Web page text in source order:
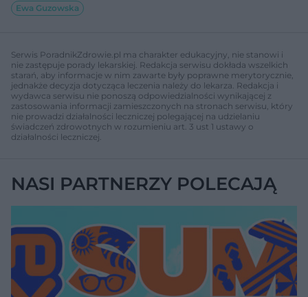
Ewa Guzowska
Serwis PoradnikZdrowie.pl ma charakter edukacyjny, nie stanowi i
nie zastępuje porady lekarskiej. Redakcja serwisu dokłada wszelkich
starań, aby informacje w nim zawarte były poprawne merytorycznie,
jednakże decyzja dotycząca leczenia należy do lekarza. Redakcja i
wydawca serwisu nie ponoszą odpowiedzialności wynikającej z
zastosowania informacji zamieszczonych na stronach serwisu, który
nie prowadzi działalności leczniczej polegającej na udzielaniu
świadczeń zdrowotnych w rozumieniu art. 3 ust 1 ustawy o
działalności leczniczej.
NASI PARTNERZY POLECAJĄ